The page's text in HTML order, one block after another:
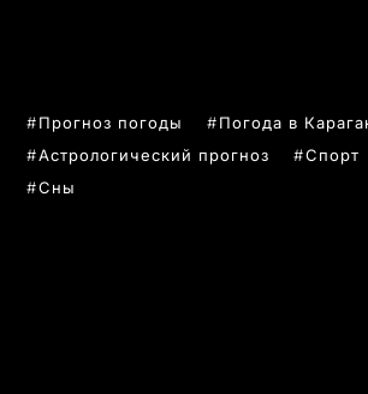
Прогноз погоды
Погода в
Астрологический прогноз
Спорт
Сны